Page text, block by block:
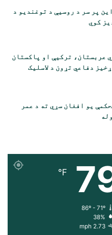
پر سر د روسیې د توغندیو د
کوي
عربستان، ترکیې او پاکستان
دفاعي تړون د لاسلیک
یو افغان سړي ته د عمر
℉
86º - 71º
38%
2.73 mph